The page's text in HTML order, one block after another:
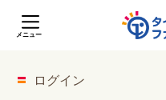
メニュー
ログイン